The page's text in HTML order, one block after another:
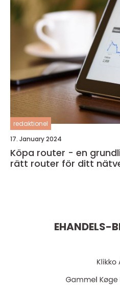
redaktionel
17. January 2024
Köpa router - en
rätt router för ditt
EHANDELS-